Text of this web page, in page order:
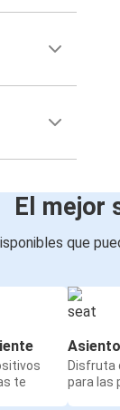
El mejor
que
te
Disfruta
para las